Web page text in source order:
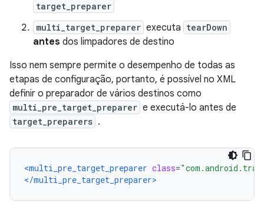
target_preparer
multi_target_preparer executa tearDown
antes dos limpadores de destino
Isso nem sempre permite o desempenho de todas as
etapas de configuração, portanto, é possível no XML
definir o preparador de vários destinos como
multi_pre_target_preparer e executá-lo antes de
target_preparers .
<multi_pre_target_preparer class=
</multi_pre_target_preparer>